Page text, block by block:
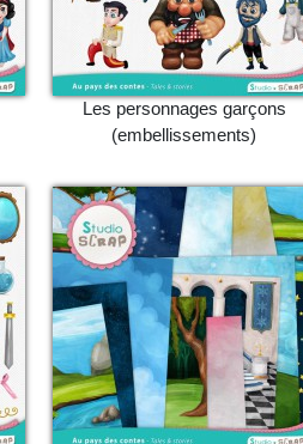
Les personnages garçons
(embellissements)